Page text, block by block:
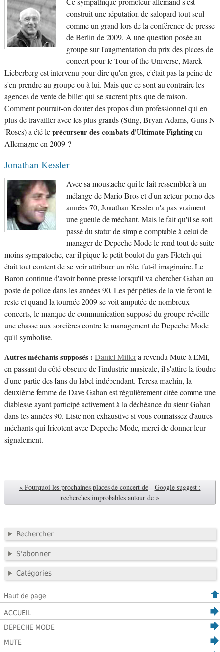
construit une réputation de salopard tout seul
comme un grand lors de la conférence de presse
de Berlin de 2009. A une question posée au
groupe sur l'augmentation du prix des places de
concert pour le Tour of the Universe, Marek
Lieberberg est intervenu pour dire qu'en gros, c'était pas la peine de
s'en prendre au groupe ou à lui. Mais que ce sont au contraire les
agences de vente de billet qui se sucrent plus que de raison.
Comment pourrait-on douter des propos d'un professionnel qui en
plus de travailler avec les plus grands (Sting, Bryan Adams, Guns N
'Roses) a été leprécurseur des combats d'Ultimate Fightingen
Allemagne en 2009 ?
Jonathan Kessler
Avec sa moustache qui le fait ressembler à un
mélange de Mario Bros et d'un acteur porno des
années 70, Jonathan Kessler n'a pas vraiment
une gueule de méchant. Mais le fait qu'il se soit
passé du statut de simple comptable à celui de
manager de Depeche Mode le rend tout de suite
moins sympatoche, car il pique le petit boulot du gars Fletch qui
était tout content de se voir attribuer un rôle, fut-il imaginaire. Le
Baron continue d'avoir bonne presse lorsqu'il va chercher Gahan au
poste de police dans les années 90. Les péripéties de la vie feront le
reste et quand la tournée 2009 se voit amputée de nombreux
concerts, le manque de communication supposé du groupe réveille
une chasse aux sorcières contre le management de Depeche Mode
qu'il symbolise.
Autres méchants supposés : Daniel Millera revendu Mute à EMI,
en passant du côté obscure de l'industrie musicale, il s'attire la foudre
d'une partie des fans du label indépendant. Teresa machin, la
deuxième femme de Dave Gahan est régulièrement citée comme une
diablesse ayant participé activement à la déchéance du sieur Gahan
dans les années 90. Liste non exhaustive si vous connaissez d'autres
méchants qui fricotent avec Depeche Mode, merci de donner leur
signalement.
« Pourquoi les prochaines places de concert de - Google suggest :
recherches improbables autour de »
Rechercher
S'abonner
Catégories
Haut de page
ACCUEIL
DEPECHE MODE
MUTE